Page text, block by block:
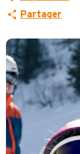
Partager